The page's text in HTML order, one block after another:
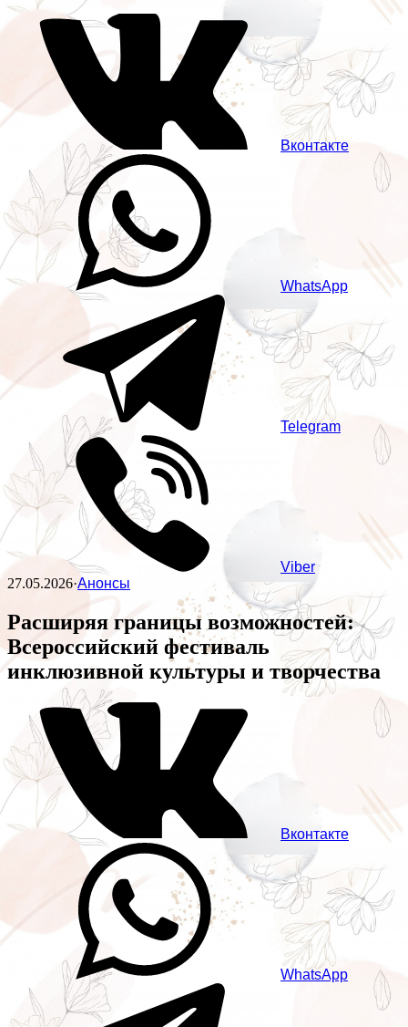
Вконтакте
WhatsApp
Telegram
Viber
27.05.2026·Анонсы
Расширяя границы возможностей:
Всероссийский фестиваль
инклюзивной культуры и творчества
Вконтакте
WhatsApp